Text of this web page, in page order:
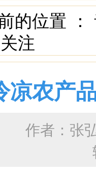
的位置 ：
注
凉农产
作者： 张